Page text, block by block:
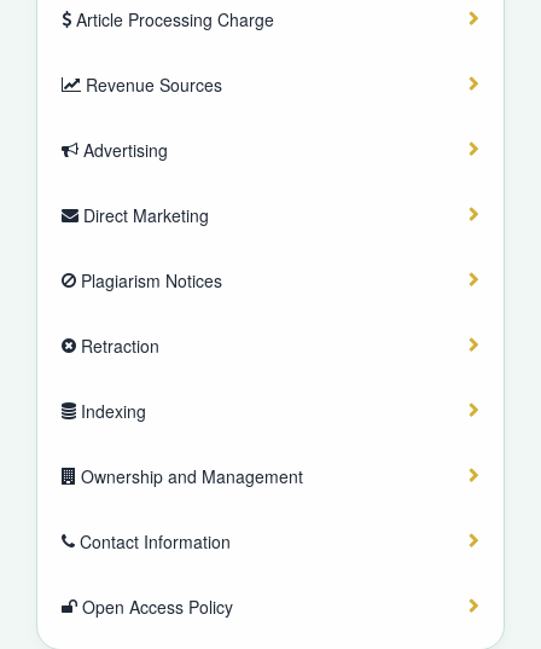
Article Processing Charge
Revenue Sources
Advertising
Direct Marketing
Plagiarism Notices
Retraction
Indexing
Ownership and Management
Contact Information
Open Access Policy